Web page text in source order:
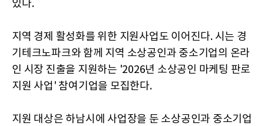
있다.
지역 경제 활성화를 위한 지원사업도 이어진다. 시는 경
기테크노파크와 함께 지역 소상공인과 중소기업의 온라
인 시장 진출을 지원하는 '2026년 소상공인 마케팅 판로
지원 사업' 참여기업을 모집한다.
지원 대상은 하남시에 사업장을 둔 소상공인과 중소기업